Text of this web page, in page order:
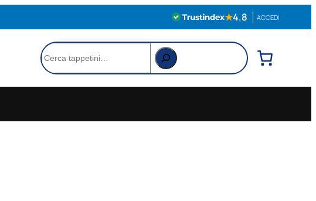
★4.8 ACCEDI
Cerca